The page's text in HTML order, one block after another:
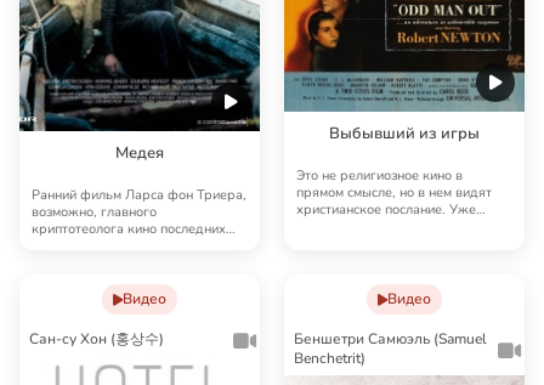
Медея
Ранний фильм Ларса фон Триера,
возможно, главного
криптотеолога кино последних
Выбывший из игры
Это не религиозное кино в
прямом смысле, но в нем видят
христианское послание. Уже
Видео
Сан-су Хон (홍상수)
Видео
Беншетри Самюэль (Samuel
Benchetrit)